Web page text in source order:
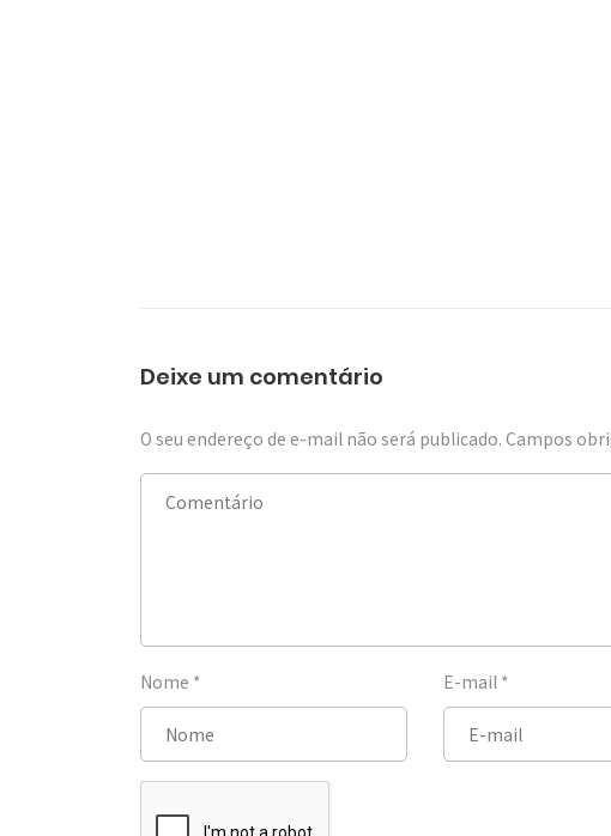
Deixe um comentário
O seu endereço de e-mail não será publicado. Campos
Nome * E-mail *